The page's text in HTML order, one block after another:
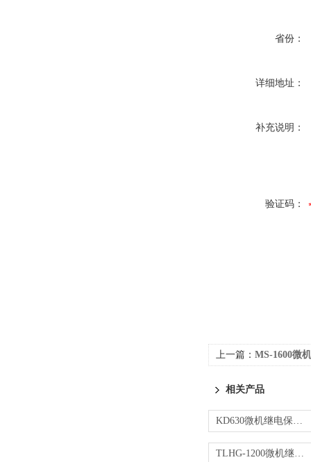
省份：
详细地址：
补充说明：
验证码：
上一篇： MS-1600微机
相关产品
KD630微机继电保护测试仪
TLHG-1200微机继电保护测试仪